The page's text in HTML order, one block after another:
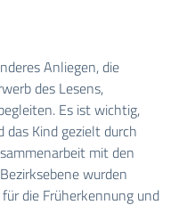
Anliegen, die
des Lesens,
Es ist wichtig,
Kind gezielt durch
mit den
wurden
die Früherkennung und